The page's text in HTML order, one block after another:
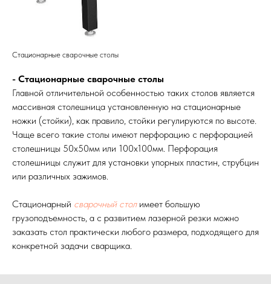
Стационарные сварочные столы
- Стационарные сварочные столы
Главной отличительной особенностью таких столов является
массивная столешница установленную на стационарные
ножки (стойки), как правило, стойки регулируются по высоте.
Чаще всего такие столы имеют перфорацию с перфорацией
столешницы 50х50мм или 100х100мм. Перфорация
столешницы служит для установки упорных пластин, струбцин
или различных зажимов.
Стационарный сварочный столимеет большую
грузоподъемность, а с развитием лазерной резки можно
заказать стол практически любого размера, подходящего для
конкретной задачи сварщика.